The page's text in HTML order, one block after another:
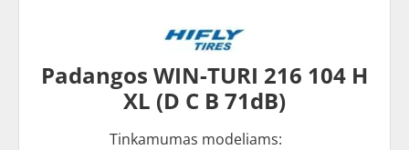
Padangos WIN-TURI 216 104 H
XL (D C B 71dB)
Tinkamumas modeliams: